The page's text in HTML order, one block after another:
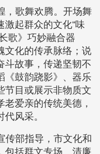
，歌舞欢腾。开场舞
激起群众的文化“味
歌》巧妙融合器
文化的传承脉络；说
斗故事，传递坚韧不
鼓韵跷影》、器乐
节目或展示非物质文
爱亲的传统美德，
风采。
传部指导，市文化和
包括群文专场、清廉